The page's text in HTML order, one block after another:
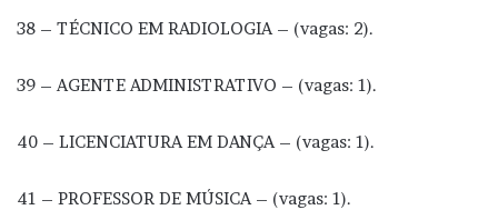
38 – TÉCNICO EM RADIOLOGIA – (vagas: 2).
39 – AGENTE ADMINISTRATIVO – (vagas: 1).
40 – LICENCIATURA EM DANÇA – (vagas: 1).
41 – PROFESSOR DE MÚSICA – (vagas: 1).